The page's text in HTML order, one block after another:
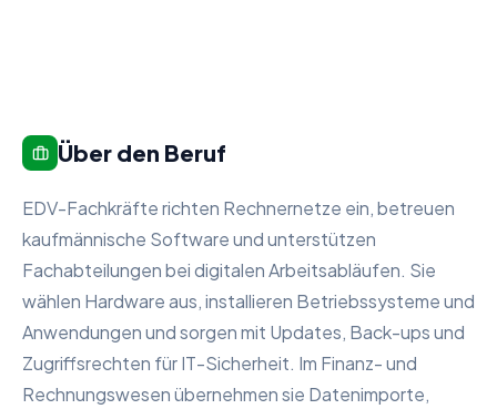
Über den Beruf
EDV-Fachkräfte richten Rechnernetze ein, betreuen
kaufmännische Software und unterstützen
Fachabteilungen bei digitalen Arbeitsabläufen. Sie
wählen Hardware aus, installieren Betriebssysteme und
Anwendungen und sorgen mit Updates, Back-ups und
Zugriffsrechten für IT-Sicherheit. Im Finanz- und
Rechnungswesen übernehmen sie Datenimporte,